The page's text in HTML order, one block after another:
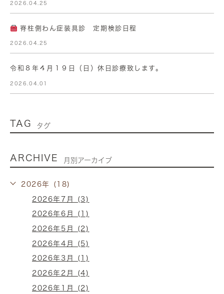
2026.04.25
脊柱側わん症装具診 定期検診日程
2026.04.25
令和８年４月１９日（日）休日診療致します。
2026.04.01
TAG タグ
ARCHIVE 月別アーカイブ
2026年 (18)
2026年7月 (3)
2026年6月 (1)
2026年5月 (2)
2026年4月 (5)
2026年3月 (1)
2026年2月 (4)
2026年1月 (2)